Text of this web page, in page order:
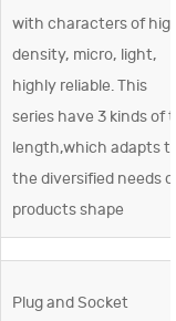
with characters of
density, micro, light,
highly reliable. This
series have 3 kinds of
length,which adapts
the diversified needs
products shape
Plug and Socket